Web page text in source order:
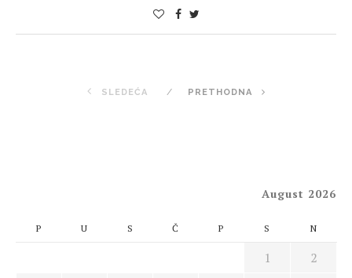
SLEDEĆA PRETHODNA
August 2026
P U S Č P S N
1
2